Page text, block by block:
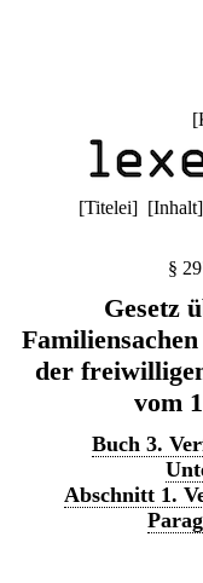
[
[Titelei] [Inhalt
§
Gesetz
der
vom
Buch 3.
Abschnitt 1.